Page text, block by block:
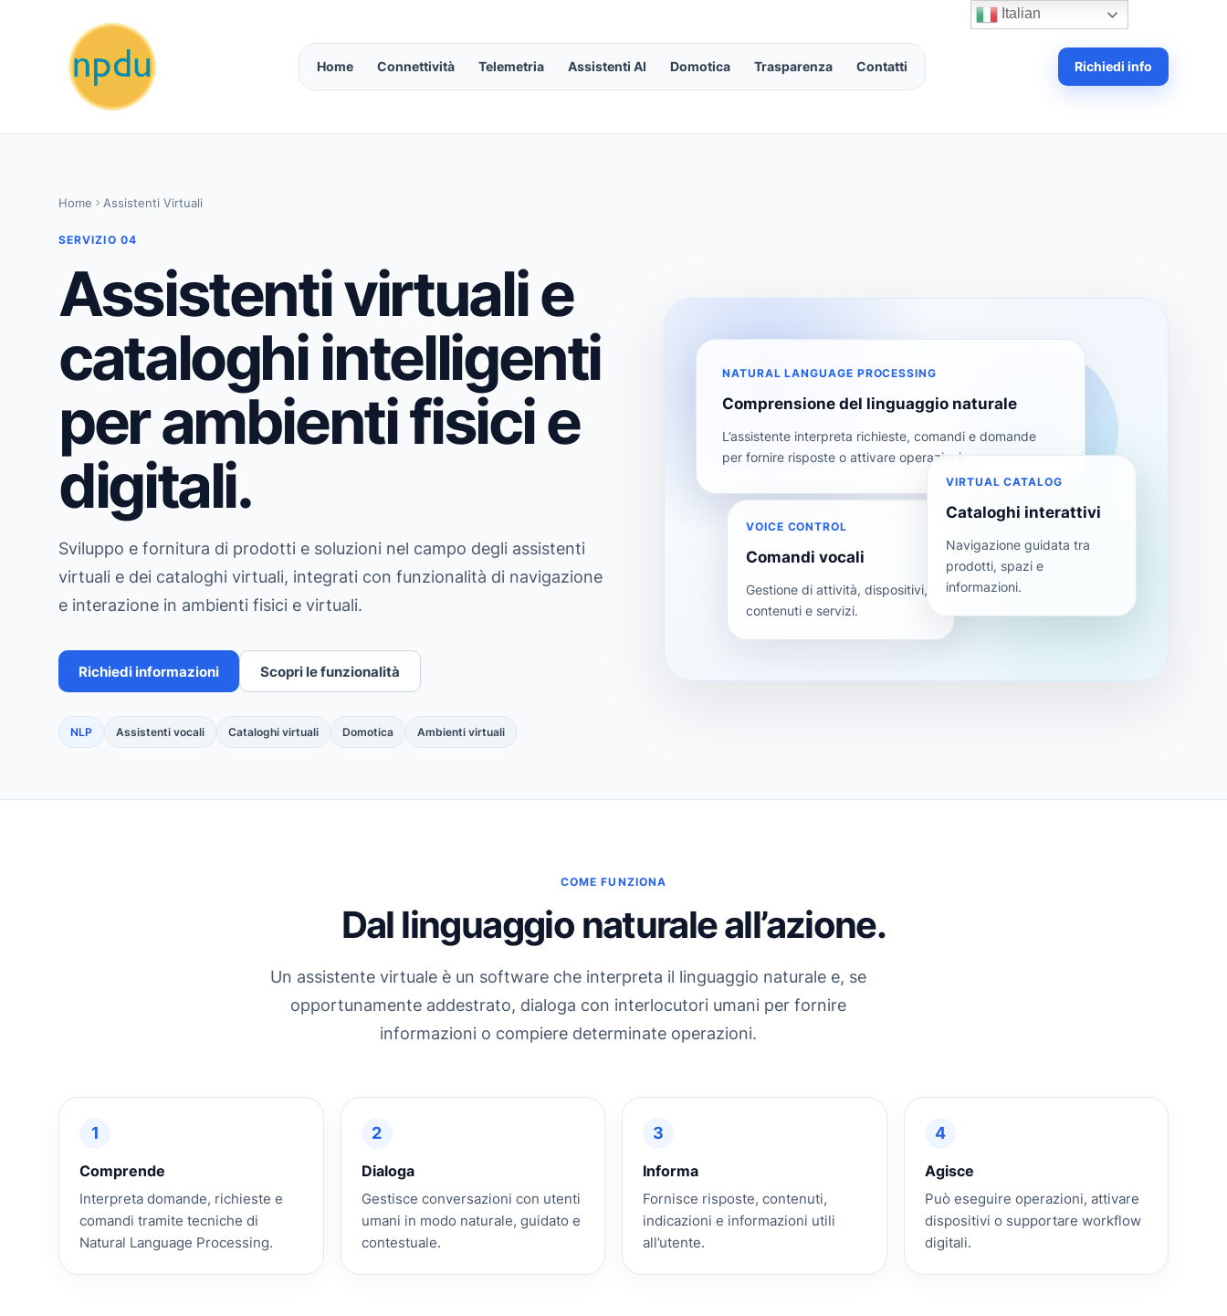
contenuto
Home Connettività Telemetria Assistenti AI Domotica Trasparenza Contatti Richiedi info
Home Assistenti Virtuali
SERVIZIO 04
Assistenti virtuali e
cataloghi intelligenti
per ambienti fisici e
digitali.
Sviluppo e fornitura di prodotti e soluzioni nel campo degli assistenti
virtuali e dei cataloghi virtuali, integrati con funzionalità di navigazione
e interazione in ambienti fisici e virtuali.
Richiedi informazioni Scopri le funzionalità
NLP Assistenti vocali Cataloghi virtuali Domotica Ambienti virtuali
NATURAL LANGUAGE PROCESSING
Comprensione del linguaggio naturale
L’assistente interpreta richieste, comandi e domande
per fornire risposte o attivare operazioni.
VOICE CONTROL
Comandi vocali
Gestione di attività, dispositivi,
contenuti e servizi.
VIRTUAL CATALOG
Cataloghi interattivi
Navigazione guidata tra
prodotti, spazi e
informazioni.
COME FUNZIONA
Dal linguaggio naturale all’azione.
Un assistente virtuale è un software che interpreta il linguaggio naturale e, se
opportunamente addestrato, dialoga con interlocutori umani per fornire
informazioni o compiere determinate operazioni.
1
Comprende
Interpreta domande, richieste e
comandi tramite tecniche di
Natural Language Processing.
2
Dialoga
Gestisce conversazioni con utenti
umani in modo naturale, guidato e
contestuale.
3
Informa
Fornisce risposte, contenuti,
indicazioni e informazioni utili
all’utente.
4
Agisce
Può eseguire operazioni, attivare
dispositivi o supportare workflow
digitali.
Italian